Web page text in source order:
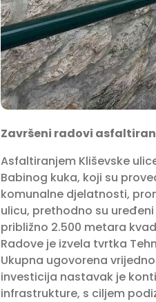
Završeni radovi
Asfaltiranjem Kliševske
Babinog kuka, koji su
komunalne djelatnosti,
ulicu, prethodno su
približno 2.500 metara
Radove je izvela tvrtka
Ukupna ugovorena
investicija nastavak je
infrastrukture, s ciljem